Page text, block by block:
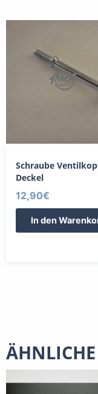
Schraube
Deckel
12,90€
In den